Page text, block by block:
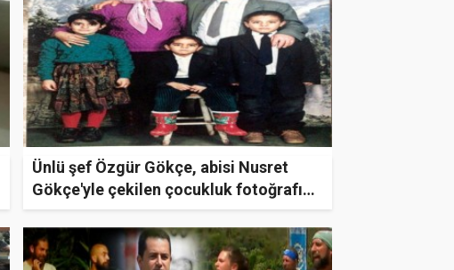
Ünlü şef Özgür Gökçe, abisi Nusret
Gökçe'yle çekilen çocukluk fotoğrafını
paylaştı